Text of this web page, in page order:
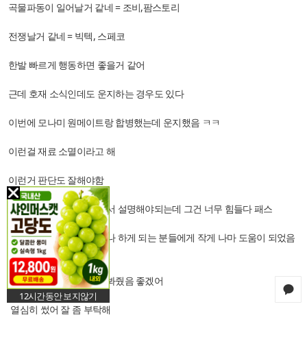
곡물파동이 일어날거 같네 = 조비,팜스토리
전쟁날거 같네 = 빅텍, 스페코
한발 빠르게 행동하면 좋을거 같어
근데 호재 소식인데도 운지하는 경우도 있다
이번에 모나미 원메이트랑 합병했는데 운지했음 ㅋㅋ
이런걸 재료 소멸이라고 해
이런거 판단도 잘해야함
차트 설명은 그림 그리면서 설명해야되는데 그건 너무 힘들다 패스
아무튼 주식을 하고 있거나 하게 되는 분들에게 작게 나마 도움이 되었음
해~
고수형들은 그냥 애교로 봐줬음 좋겠어
열심히 썼어 잘 좀 부탁해
12시간동안 보지않기